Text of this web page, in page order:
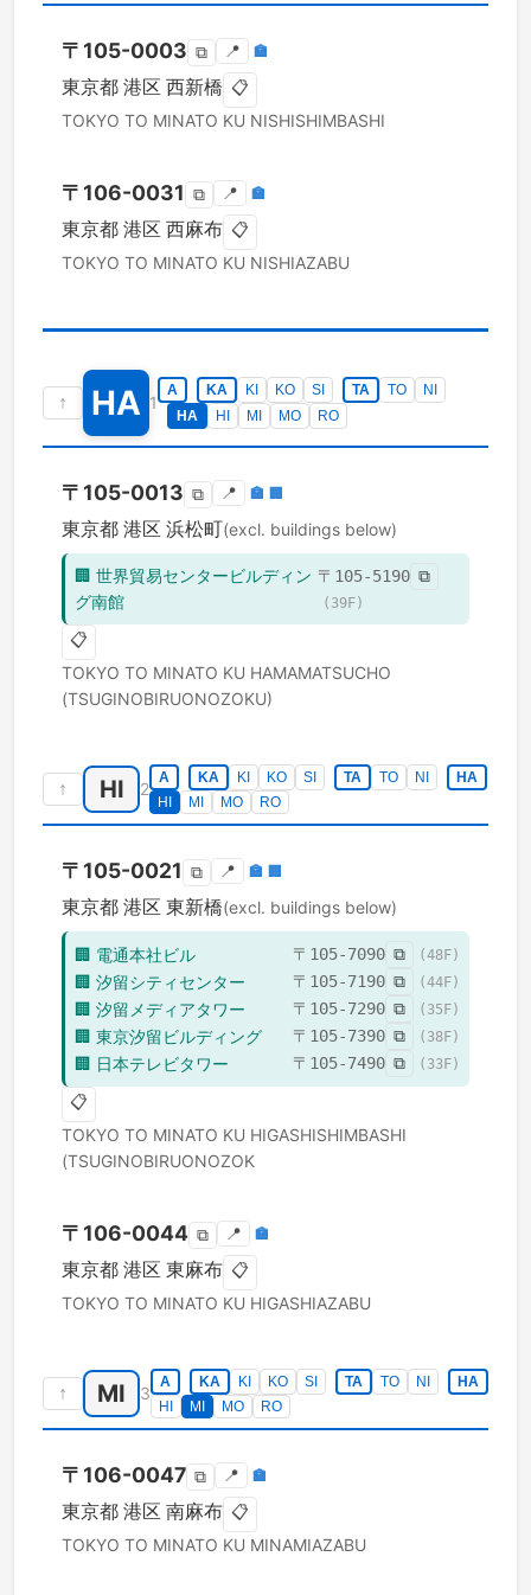
〒 105-0003 ⧉ 📍 🏣
東京都 港区 西新橋 📋
TOKYO TO MINATO KU NISHISHIMBASHI
〒 106-0031 ⧉ 📍 🏣
東京都 港区 西麻布 📋
TOKYO TO MINATO KU NISHIAZABU
↑ HA 1
A KA KI KO SI TA TO
NI
HA
HI MI MO RO
〒 105-0013 ⧉ 📍 🏣 🏢
東京都 港区 浜松町(excl. buildings below)
🏢 世界貿易センタービルディン
グ南館
〒 105-5190 ⧉
( 39F)
📋
TOKYO TO MINATO KU HAMAMATSUCHO
(TSUGINOBIRUONOZOKU)
↑ HI 2
A KA KI KO SI TA TO NI
HA
HI
MI MO RO
〒 105-0021 ⧉ 📍 🏣 🏢
東京都 港区 東新橋(excl. buildings below)
🏢 電通本社ビル 〒 105-7090 ⧉ (48F)
🏢 汐留シティセンター 〒 105-7190 ⧉ (44F)
🏢 汐留メディアタワー 〒 105-7290 ⧉ ( 35 F)
🏢 東京汐留ビルディング 〒 105-7390 ⧉ ( 38F)
🏢 日本テレビタワー 〒 105-7490 ⧉ ( 33F)
📋
TOKYO TO MINATO KU HIGASHISHIMBASHI
(TSUGINOBIRUONOZOK
〒 106-0044 ⧉ 📍 🏣
東京都 港区 東麻布 📋
TOKYO TO MINATO KU HIGASHIAZABU
↑ MI 3
A KA KI KO SI TA TO NI
HA
HI
MI MO RO
〒 106-0047 ⧉ 📍 🏣
東京都 港区 南麻布 📋
TOKYO TO MINATO KU MINAMIAZABU